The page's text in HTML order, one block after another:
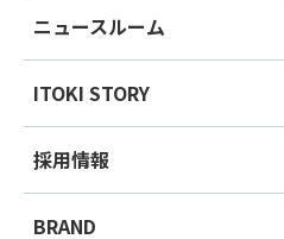
ニュースルーム
ITOKI STORY
採用情報
BRAND